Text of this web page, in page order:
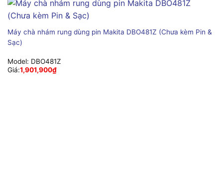
Máy chà nhám rung dùng pin Makita DBO481Z (Chưa kèm Pin &
Sạc)
Model: DBO481Z
Giá:1,901,900₫